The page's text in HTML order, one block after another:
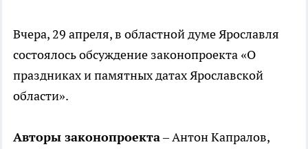
Вчера, 29 апреля, в областной думе Ярославля
состоялось обсуждение законопроекта «О
праздниках и памятных датах Ярославской
области».
Авторы законопроекта– Антон Капралов,